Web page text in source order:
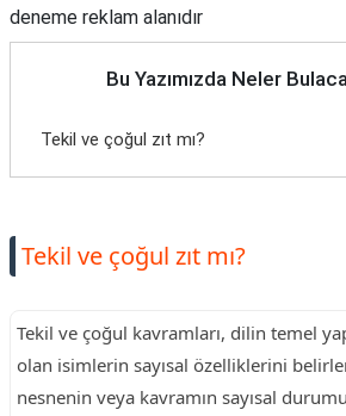
deneme reklam alanıdır
Bu Yazımızda Neler
Tekil ve çoğul zıt mı?
Tekil ve çoğul zıt mı?
Tekil ve çoğul kavramları, dilin temel
olan isimlerin sayısal özelliklerini
nesnenin veya kavramın sayısal